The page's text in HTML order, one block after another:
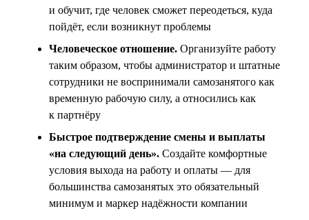
и обучит, где человек сможет переодеться, куда
пойдёт, если возникнут проблемы
Человеческое отношение. Организуйте работу
таким образом, чтобы администратор и штатные
сотрудники не воспринимали самозанятого как
временную рабочую силу, а относились как
к партнёру
Быстрое подтверждение смены и выплаты
«на следующий день». Создайте комфортные
условия выхода на работу и оплаты — для
большинства самозанятых это обязательный
минимум и маркер надёжности компании